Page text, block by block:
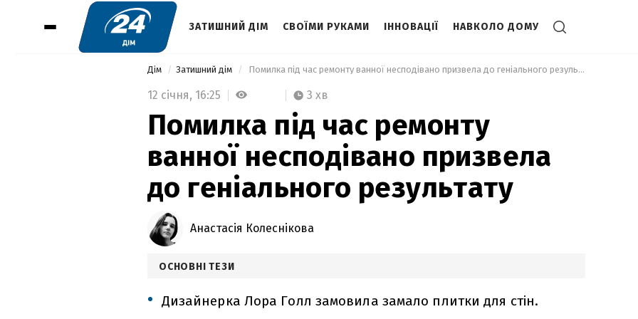
ЗАТИШНИЙ ДІМ СВОЇМИ РУКАМИ ІННОВАЦІЇ НАВКОЛО ДОМУ
Дім Затишний дім Помилка під час ремонту ванної несподівано призвела до геніального результату
12 січня, 16:25 3 хв
Помилка під час ремонту
ванної несподівано призвела
до геніального результату
Анастасія Колеснікова
ОСНОВНІ ТЕЗИ
Дизайнерка Лора Голл замовила замало плитки для стін.